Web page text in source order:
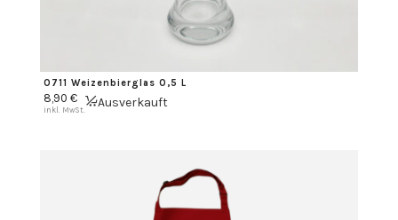
0711 Weizenbierglas 0,5 L
8,90 €
inkl. MwSt. Ausverkauft